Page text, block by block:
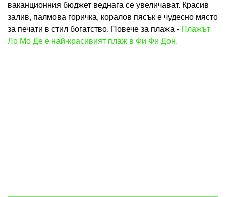
ваканционния бюджет веднага се увеличават. Красив
залив, палмова горичка, коралов пясък е чудесно място
за печати в стил богатство. Повече за плажа - Плажът
Ло Мо Де е най-красивият плаж в Фи Фи Дон.